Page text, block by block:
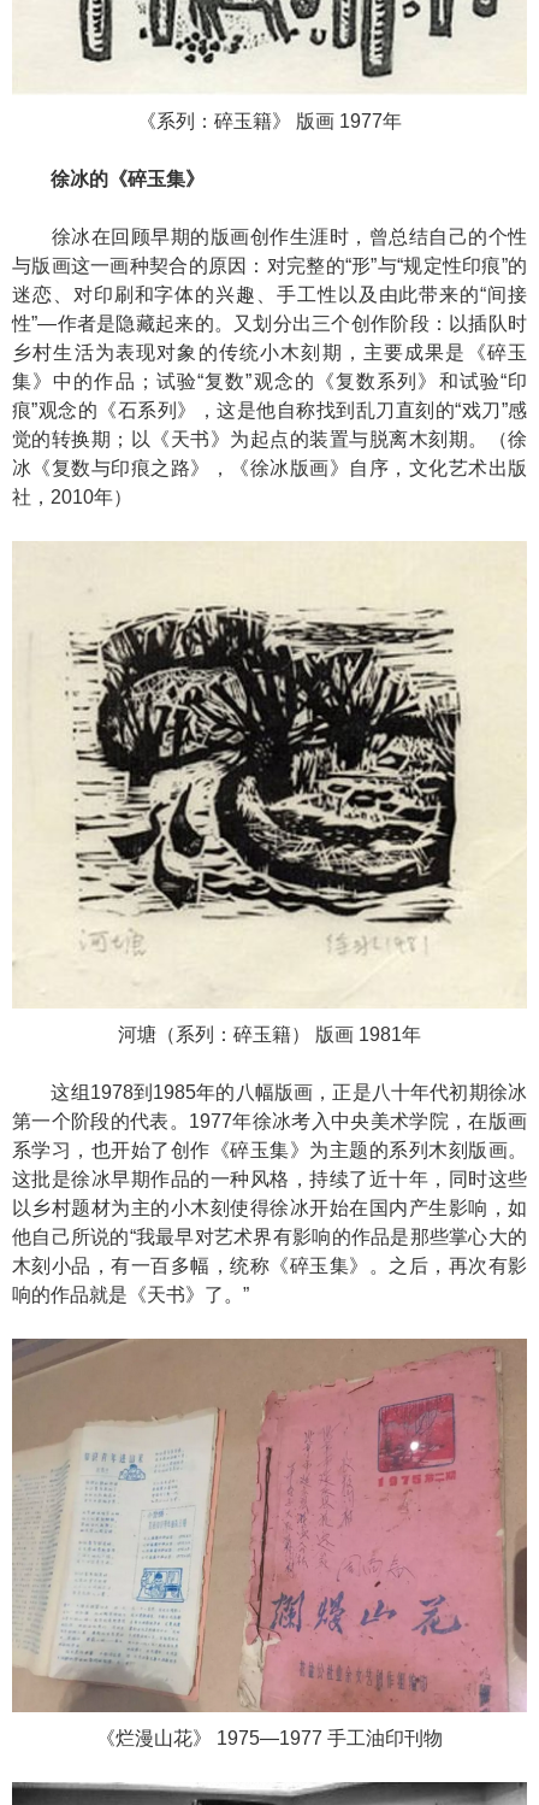
《系列：碎玉籍》 版画 1977年
徐冰的《碎玉集》
徐冰在回顾早期的版画创作生涯时，曾总结自己的个性
与版画这一画种契合的原因：对完整的“形”与“规定性印痕”的
迷恋、对印刷和字体的兴趣、手工性以及由此带来的“间接
性”—作者是隐藏起来的。又划分出三个创作阶段：以插队时
乡村生活为表现对象的传统小木刻期，主要成果是《碎玉
集》中的作品；试验“复数”观念的《复数系列》和试验“印
痕”观念的《石系列》，这是他自称找到乱刀直刻的“戏刀”感
觉的转换期；以《天书》为起点的装置与脱离木刻期。（徐
冰《复数与印痕之路》，《徐冰版画》自序，文化艺术出版
社，2010年）
河塘（系列：碎玉籍） 版画 1981年
这组1978到1985年的八幅版画，正是八十年代初期徐冰
第一个阶段的代表。1977年徐冰考入中央美术学院，在版画
系学习，也开始了创作《碎玉集》为主题的系列木刻版画。
这批是徐冰早期作品的一种风格，持续了近十年，同时这些
以乡村题材为主的小木刻使得徐冰开始在国内产生影响，如
他自己所说的“我最早对艺术界有影响的作品是那些掌心大的
木刻小品，有一百多幅，统称《碎玉集》。之后，再次有影
响的作品就是《天书》了。”
《烂漫山花》 1975—1977 手工油印刊物